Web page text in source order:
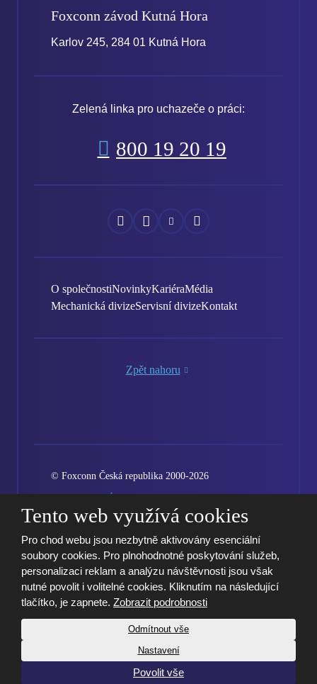
Foxconn závod Kutná Hora
Karlov 245, 284 01 Kutná Hora
Zelená linka pro uchazeče o práci:
800 19 20 19
Náš
Facebook
Náš
Instagram
Náš
YouTube
Náš
LinkedIn
O společnostiNovinkyKariéraMédia
Mechanická divizeServisní divizeKontakt
Zpět nahoru
© Foxconn Česká republika 2000-2026
Nastavení cookies
Tento web využívá cookies
Pro chod webu jsou nezbytně aktivovány esenciální
soubory cookies. Pro plnohodnotné poskytování služeb,
personalizaci reklam a analýzu návštěvnosti jsou však
nutné povolit i volitelné cookies. Kliknutím na následující
tlačítko, je zapnete. Zobrazit podrobnosti
Odmítnout vše
Nastavení
Povolit vše